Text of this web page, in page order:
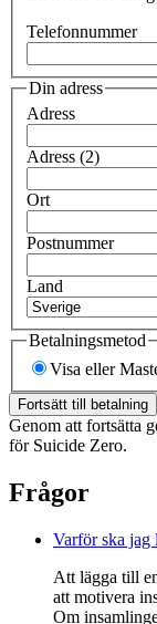
Telefonnummer
Din adress
Adress
Adress (2)
Ort
Postnummer
Land
Betalningsmetod
Visa eller
Fortsätt till betalning
Genom att fortsätta
för Suicide Zero.
Frågor
Varför ska jag
Att lägga till
att motivera
Om